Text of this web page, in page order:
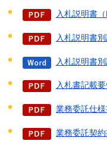
入札説明書
入札説明書
入札説明書
入札書記載
業務委託仕様
業務委託契約